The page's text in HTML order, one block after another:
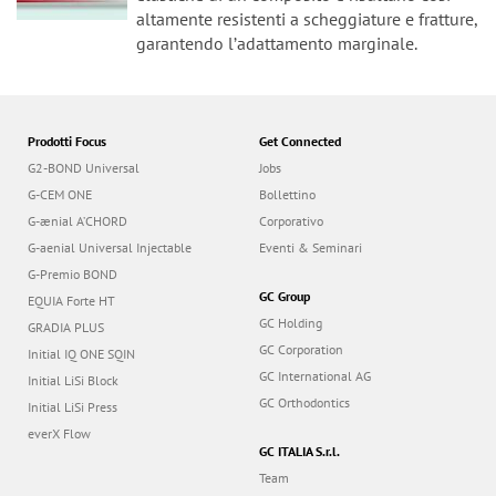
altamente resistenti a scheggiature e fratture,
garantendo lʼadattamento marginale.
Prodotti Focus
G2-BOND Universal
G-CEM ONE
G-ænial A’CHORD
G-aenial Universal Injectable
G-Premio BOND
EQUIA Forte HT
GRADIA PLUS
Initial IQ ONE SQIN
Initial LiSi Block
Initial LiSi Press
everX Flow
Get Connected
Jobs
Bollettino
Corporativo
Eventi & Seminari
GC Group
GC Holding
GC Corporation
GC International AG
GC Orthodontics
GC ITALIA S.r.l.
Team